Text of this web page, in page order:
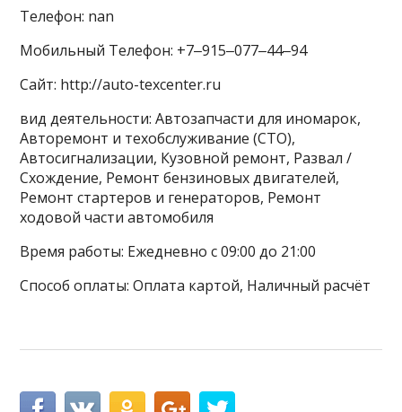
Телефон: nan
Мобильный Телефон: +7‒915‒077‒44‒94
Сайт: http://auto-texcenter.ru
вид деятельности: Автозапчасти для иномарок,
Авторемонт и техобслуживание (СТО),
Автосигнализации, Кузовной ремонт, Развал /
Схождение, Ремонт бензиновых двигателей,
Ремонт стартеров и генераторов, Ремонт
ходовой части автомобиля
Время работы: Ежедневно с 09:00 до 21:00
Способ оплаты: Оплата картой, Наличный расчёт